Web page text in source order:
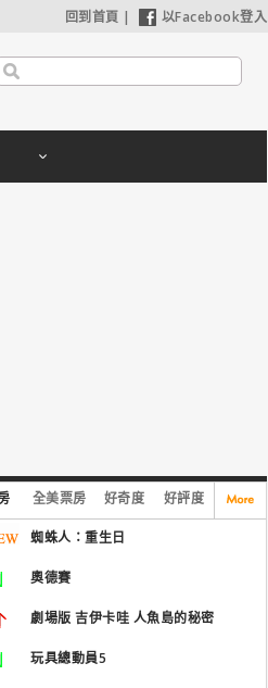
回到首頁 | 以Facebook登入
全美票房 好奇度 好評度
蜘蛛人：重生日
奧德賽
劇場版 吉伊卡哇 人魚島的秘密
玩具總動員5